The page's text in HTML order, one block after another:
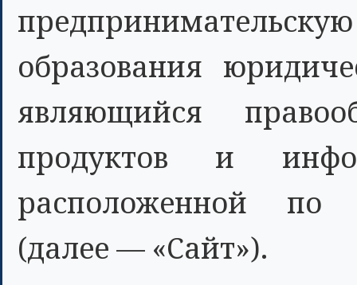
образования
являющийся
продуктов и
расположенной по
(далее — «Сайт»).